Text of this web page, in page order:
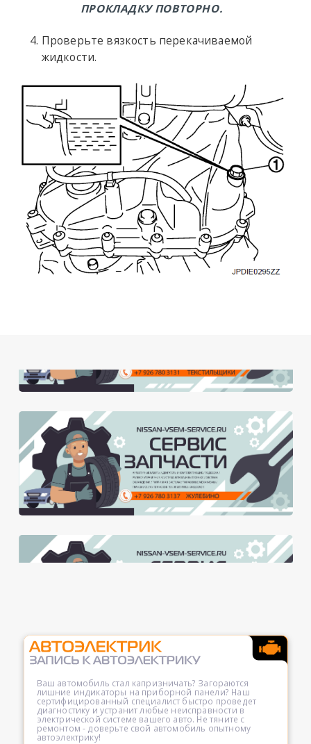
ПРОКЛАДКУ ПОВТОРНО.
Проверьте вязкость перекачиваемой
жидкости.
Ваш автомобиль стал капризничать? Загораются
лишние индикаторы на приборной панели? Наш
сертифицированный специалист быстро проведет
диагностику и устранит любые неисправности в
электрической системе вашего авто. Не тяните с
ремонтом - доверьте свой автомобиль опытному
автоэлектрику!